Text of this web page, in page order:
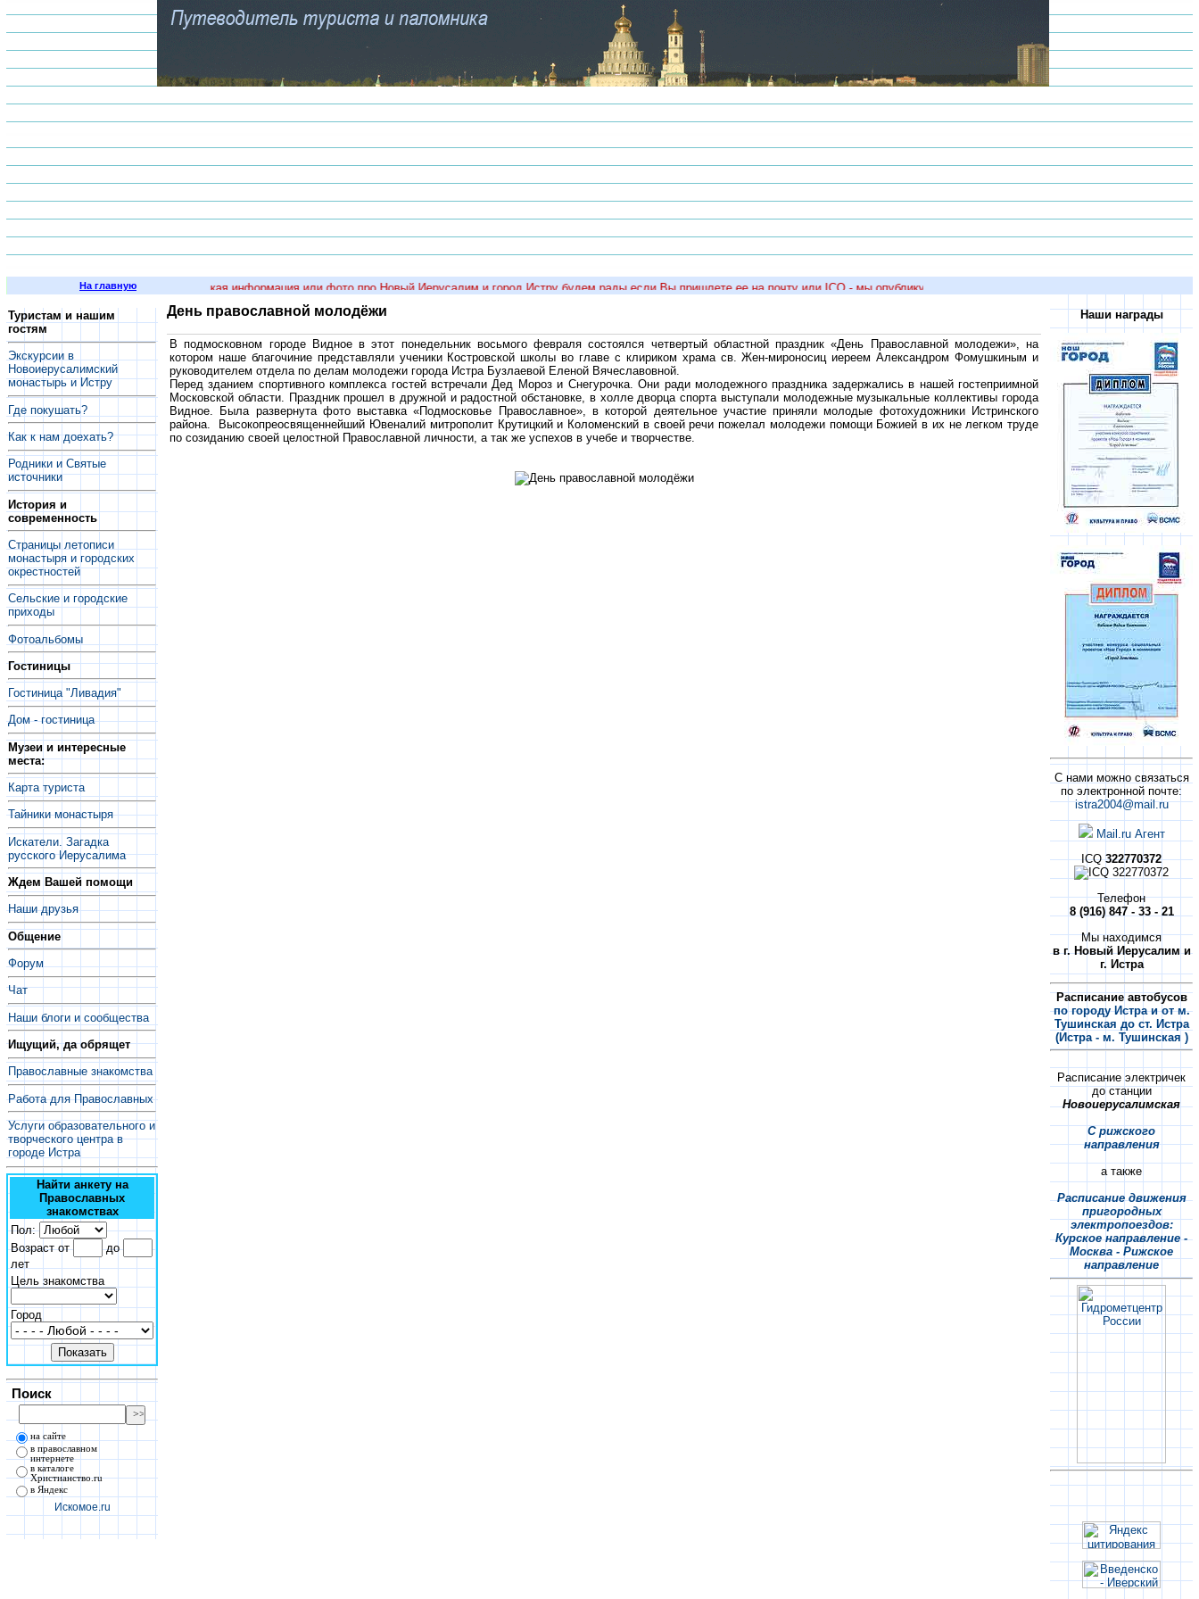
На главную
у вас есть интересная историческая информация или фото про Новый Иерусалим и город Истру будем рады если Вы пришлете ее на почту или ICQ - мы опубликуем ее на сайте!
Туристам и нашим
гостям
Экскурсии в
Новоиерусалимский
монастырь и Истру
Где покушать?
Как к нам доехать?
Родники и Святые
источники
История и
современность
Страницы летописи
монастыря и городских
окрестностей
Сельские и городские
приходы
Фотоальбомы
Гостиницы
Гостиница "Ливадия"
Дом - гостиница
Музеи и интересные
места:
Карта туриста
Тайники монастыря
Искатели. Загадка
русского Иерусалима
Ждем Вашей помощи
Наши друзья
Общение
Форум
Чат
Наши блоги и сообщества
Ищущий, да обрящет
Православные знакомства
Работа для Православных
Услуги образовательного и
творческого центра в
городе Истра
Найти анкету на
Православных
знакомствах
Пол:
Возраст от
до
лет
Цель знакомства
Город
Поиск
на сайте
в православном
интернете
в каталоге
Христианство.ru
в Яндекс
Искомое.ru
День православной молодёжи
В подмосковном городе Видное в этот понедельник восьмого февраля состоялся четвертый областной праздник «День Православной молодежи», на
котором наше благочиние представляли ученики Костровской школы во главе с клириком храма св. Жен-мироносиц иереем Александром Фомушкиным и
руководителем отдела по делам молодежи города Истра Бузлаевой Еленой Вячеславовной.
Перед зданием спортивного комплекса гостей встречали Дед Мороз и Снегурочка. Они ради молодежного праздника задержались в нашей гостеприимной
Московской области. Праздник прошел в дружной и радостной обстановке, в холле дворца спорта выступали молодежные музыкальные коллективы города
Видное. Была развернута фото выставка «Подмосковье Православное», в которой деятельное участие приняли молодые фотохудожники Истринского
района. Высокопреосвященнейший Ювеналий митрополит Крутицкий и Коломенский в своей речи пожелал молодежи помощи Божией в их не легком труде
по созиданию своей целостной Православной личности, а так же успехов в учебе и творчестве.
Наши награды
С нами можно связаться
по электронной почте:
istra2004@mail.ru
Mail.ru Агент
ICQ322770372
Телефон
8 (916) 847 - 33 - 21
Мы находимся
в г. Новый Иерусалим и
г. Истра
Расписание автобусов
по городу Истра и от м.
Тушинская до ст. Истра
(Истра - м. Тушинская )
Расписание электричек
до станции
Новоиерусалимская
С рижского
направления
а также
Расписание движения
пригородных
электропоездов:
Курское направление -
Москва - Рижское
направление